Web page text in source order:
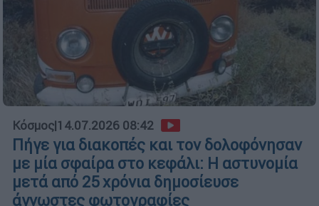
Κόσμος|14.07.2026 08:42
Πήγε για διακοπές και τον δολοφόνησαν
με μία σφαίρα στο κεφάλι: Η αστυνομία
μετά από 25 χρόνια δημοσίευσε
άγνωστες φωτογραφίες